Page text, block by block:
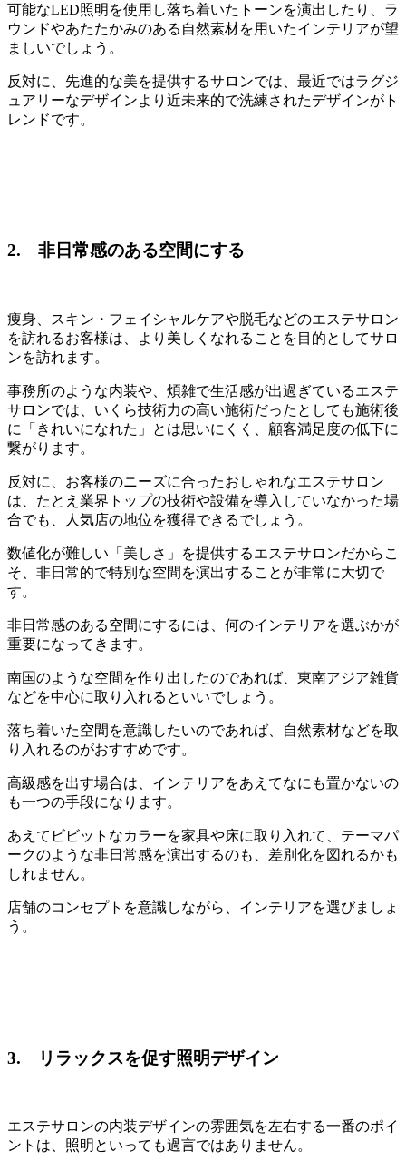
可能なLED照明を使用し落ち着いたトーンを演出したり、ラ
ウンドやあたたかみのある自然素材を用いたインテリアが望
ましいでしょう。
反対に、先進的な美を提供するサロンでは、最近ではラグジ
ュアリーなデザインより近未来的で洗練されたデザインがト
レンドです。
2. 非日常感のある空間にする
痩身、スキン・フェイシャルケアや脱毛などのエステサロン
を訪れるお客様は、より美しくなれることを目的としてサロ
ンを訪れます。
事務所のような内装や、煩雑で生活感が出過ぎているエステ
サロンでは、いくら技術力の高い施術だったとしても施術後
に「きれいになれた」とは思いにくく、顧客満足度の低下に
繋がります。
反対に、お客様のニーズに合ったおしゃれなエステサロン
は、たとえ業界トップの技術や設備を導入していなかった場
合でも、人気店の地位を獲得できるでしょう。
数値化が難しい「美しさ」を提供するエステサロンだからこ
そ、非日常的で特別な空間を演出することが非常に大切で
す。
非日常感のある空間にするには、何のインテリアを選ぶかが
重要になってきます。
南国のような空間を作り出したのであれば、東南アジア雑貨
などを中心に取り入れるといいでしょう。
落ち着いた空間を意識したいのであれば、自然素材などを取
り入れるのがおすすめです。
高級感を出す場合は、インテリアをあえてなにも置かないの
も一つの手段になります。
あえてビビットなカラーを家具や床に取り入れて、テーマパ
ークのような非日常感を演出するのも、差別化を図れるかも
しれません。
店舗のコンセプトを意識しながら、インテリアを選びましょ
う。
3. リラックスを促す照明デザイン
エステサロンの内装デザインの雰囲気を左右する一番のポイ
ントは、照明といっても過言ではありません。